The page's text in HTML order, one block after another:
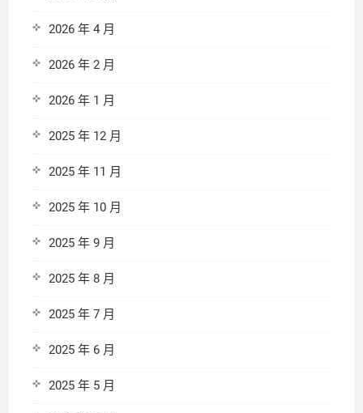
2026 年 4 月
2026 年 2 月
2026 年 1 月
2025 年 12 月
2025 年 11 月
2025 年 10 月
2025 年 9 月
2025 年 8 月
2025 年 7 月
2025 年 6 月
2025 年 5 月